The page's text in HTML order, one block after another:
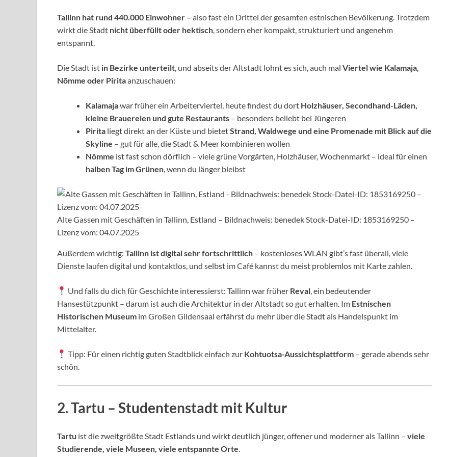
Tallinn hat rund 440.000 Einwohner – also fast ein Drittel der gesamten estnischen Bevölkerung. Trotzdem
wirkt die Stadt nicht überfüllt oder hektisch , sondern eher kompakt, strukturiert und angenehm
entspannt.
Die Stadt ist in Bezirke unterteilt , und abseits der Altstadt lohnt es sich, auch mal Viertel wie Kalamaja,
Nõmme oder Piritaanzuschauen:
Kalamajawar früher ein Arbeiterviertel, heute findest du dort Holzhäuser, Secondhand-Läden,
kleine Brauereien und gute Restaurants – besonders beliebt bei Jüngeren
Pirita liegt direkt an der Küste und bietetStrand, Waldwege und eine Promenade mit Blick auf die
Skyline – gut für alle, die Stadt & Meer kombinieren wollen
Nõmme ist fast schon dörflich – viele grüne Vorgärten, Holzhäuser, Wochenmarkt – ideal für einen
halben Tag im Grünen , wenn du länger bleibst
Alte Gassen mit Geschäften in Tallinn, Estland – Bildnachweis: benedek Stock-Datei-ID: 1853169250 –
Lizenz vom: 04.07.2025
Außerdem wichtig: Tallinn ist digital sehr fortschrittlich – kostenloses WLAN gibt’s fast überall, viele
Dienste laufen digital und kontaktlos, und selbst im Café kannst du meist problemlos mit Karte zahlen.
Und falls du dich für Geschichte interessierst: Tallinn war früher Reval , ein bedeutender
Hansestützpunkt – darum ist auch die Architektur in der Altstadt so gut erhalten. Im Estnischen
Historischen Museum im Großen Gildensaal erfährst du mehr über die Stadt als Handelspunkt im
Mittelalter.
Tipp: Für einen richtig guten Stadtblick einfach zur Kohtuotsa-Aussichtsplattform – gerade abends sehr
schön.
2.Tartu – Studentenstadt mit Kultur
Tartu ist die zweitgrößte Stadt Estlands und wirkt deutlich jünger, offener und moderner als Tallinn – viele
Studierende, viele Museen, viele entspannte Orte.